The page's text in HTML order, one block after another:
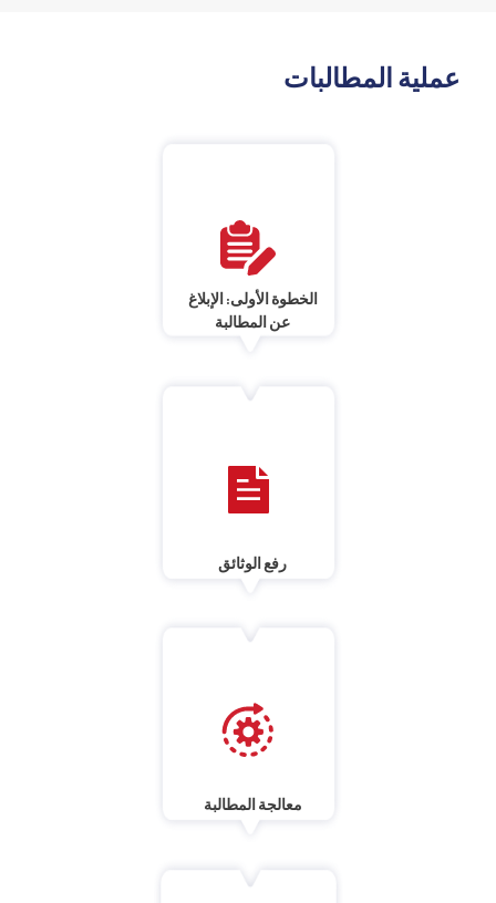
عملية المطالبات
الخطوة الأولى: الإبلاغ
عن المطالبة
رفع الوثائق
معالجة المطالبة